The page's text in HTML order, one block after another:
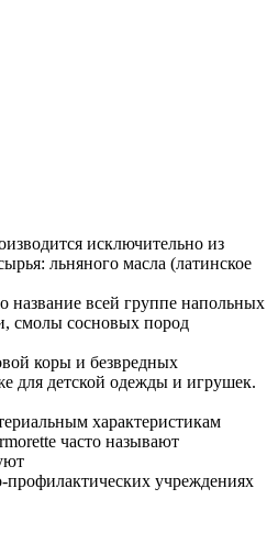
исключительно из
льняного масла (латинское
название всей группе напольных
смолы сосновых пород
коры и безвредных
для детской одежды и игрушек.
характеристикам
часто называют
учреждениях